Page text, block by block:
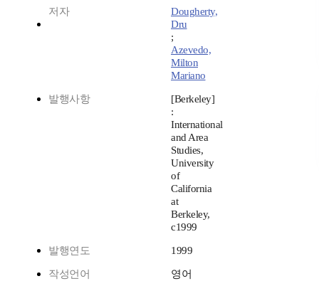
저자
Dougherty,
Dru
;
Azevedo,
Milton
Mariano
발행사항
[Berkeley]
:
International
and Area
Studies,
University
of
California
at
Berkeley,
c1999
발행연도 1999
작성언어 영어